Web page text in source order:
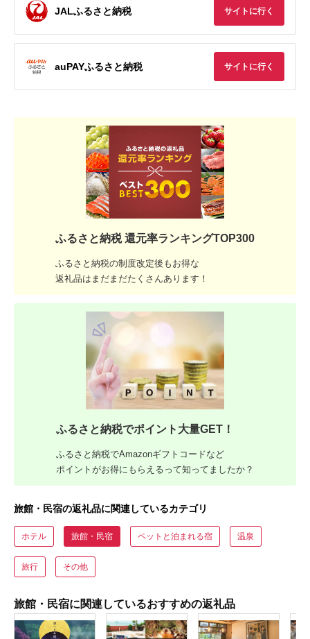
JALふるさと納税 サイトに行く
auPAYふるさと納税 サイトに行く
ふるさと納税 還元率ランキングTOP300
ふるさと納税の制度改定後もお得な
返礼品はまだまだたくさんあります！
ふるさと納税でポイント大量GET！
ふるさと納税でAmazonギフトコードなど
ポイントがお得にもらえるって知ってましたか？
旅館・民宿の返礼品に関連しているカテゴリ
ホテル 旅館・民宿 ペットと泊まれる宿 温泉
旅行 その他
旅館・民宿に関連しているおすすめの返礼品